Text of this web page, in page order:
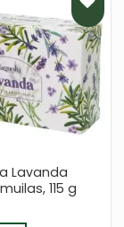
PRIDĖTI
Į NORŲ
SĄRAŠĄ
Lavanda
115 g